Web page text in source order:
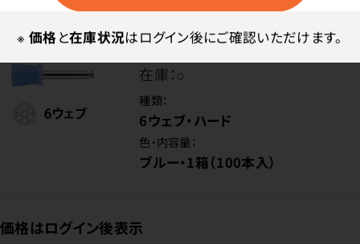
※ 価格と在庫状況はログイン後にご確認いただけます。
商品番号：32-3162
在庫：○
種類：
6ウェブ・ハード
色・内容量：
ブルー・1箱（100本入）
価格はログイン後表示